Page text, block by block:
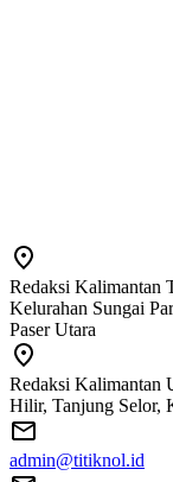
Redaksi Kalimantan
Kelurahan Sungai
Paser Utara
Redaksi Kalimantan
Hilir, Tanjung Selor,
admin@titiknol.id